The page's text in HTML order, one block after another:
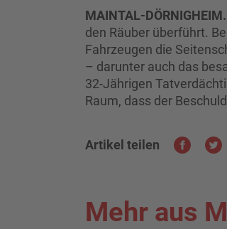
MAINTAL-DÖRNIGHEIM.
den Räuber überführt.
Fahrzeugen die
– darunter auch das
32-Jährigen
Raum, dass der
Artikel teilen
Mehr aus